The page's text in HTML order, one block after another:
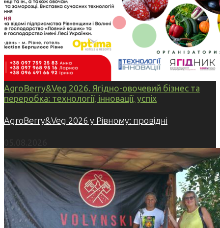
AgroBerry&Veg 2026. Ягідно-овочевий бізнес та
переробка: технології, інновації, успіх
AgroBerry&Veg 2026 у Рівному: провідні